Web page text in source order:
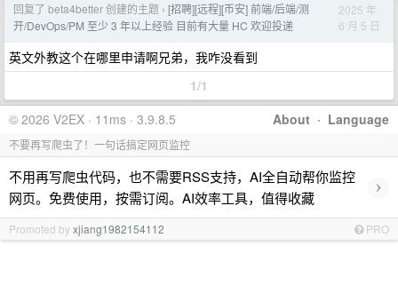
回复了 beta4better 创建的主题 › [招聘][远程][币安] 前端/后端/测
开/DevOps/PM 至少 3 年以上经验 目前有大量 HC 欢迎投递
2025 年
6 月 5 日
英文外教这个在哪里申请啊兄弟，我咋没看到
1/1
About · Language
© 2026 V2EX · 11ms · 3.9.8.5
不要再写爬虫了！一句话搞定网页监控
不用再写爬虫代码，也不需要RSS支持，AI全自动帮你监控
网页。免费使用，按需订阅。AI效率工具，值得收藏
›
Promoted byxjiang1982154112 PRO